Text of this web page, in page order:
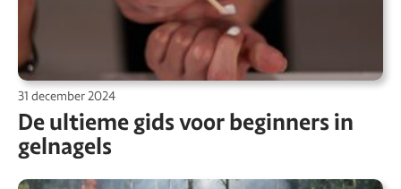
31 december 2024
De ultieme gids voor beginners in
gelnagels